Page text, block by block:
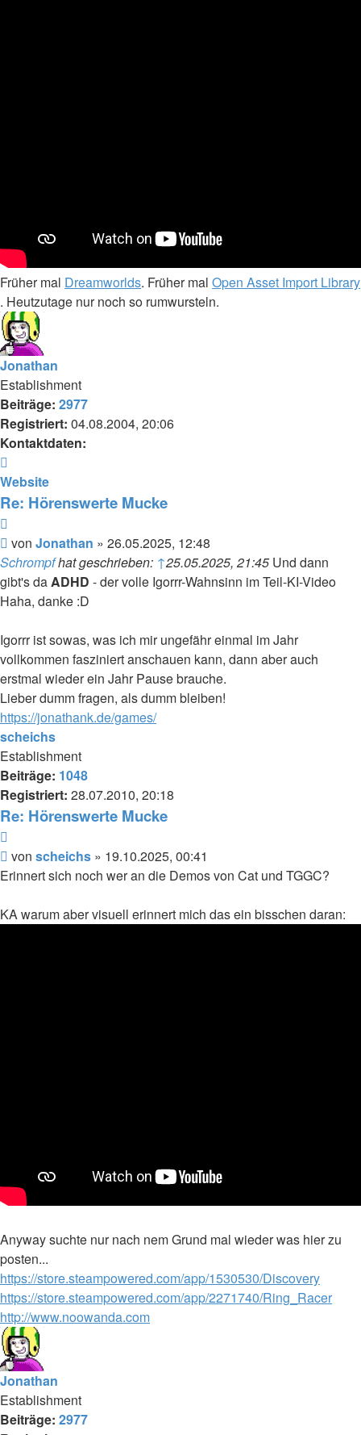
Früher mal Dreamworlds. Früher mal Open Asset Import Library
. Heutzutage nur noch so rumwursteln.
Jonathan
Establishment
Beiträge: 2977
Registriert: 04.08.2004, 20:06
Kontaktdaten:
von
Jonathan
Website
Re: Hörenswerte Mucke
Beitrag
von Jonathan » 26.05.2025, 12:48
Schrompfhat geschrieben: ↑25.05.2025, 21:45 Und dann
gibt's daADHD - der volle Igorrr-Wahnsinn im Teil-KI-Video
Haha, danke :D
Igorrr ist sowas, was ich mir ungefähr einmal im Jahr
vollkommen fasziniert anschauen kann, dann aber auch
erstmal wieder ein Jahr Pause brauche.
Lieber dumm fragen, als dumm bleiben!
https://jonathank.de/games/
scheichs
Establishment
Beiträge: 1048
Registriert: 28.07.2010, 20:18
Re: Hörenswerte Mucke
Beitrag
von scheichs » 19.10.2025, 00:41
Erinnert sich noch wer an die Demos von Cat und TGGC?
KA warum aber visuell erinnert mich das ein bisschen daran:
Anyway suchte nur nach nem Grund mal wieder was hier zu
posten...
https://store.steampowered.com/app/1530530/Discovery
https://store.steampowered.com/app/2271740/Ring_Racer
http://www.noowanda.com
Jonathan
Establishment
Beiträge: 2977